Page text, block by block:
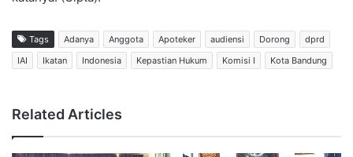
Tags Adanya Anggota Apoteker audiensi Dorong
dprd
IAI
Ikatan Indonesia Kepastian Hukum Komisi I Kota Bandung
Related Articles